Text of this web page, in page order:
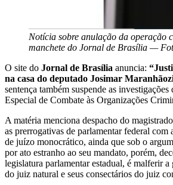
Notícia sobre anulação da operação
manchete do Jornal de Brasília —
O site do Jornal de Brasília anuncia:
na casa do deputado Josimar
sentença também suspende as
Especial de Combate às Organizações
A matéria menciona despacho do
as prerrogativas de parlamentar federal com
de juízo monocrático, ainda que sob o
por ato estranho ao seu mandato, porém,
legislatura parlamentar estadual, é malferir
do juiz natural e seus consectários do juiz